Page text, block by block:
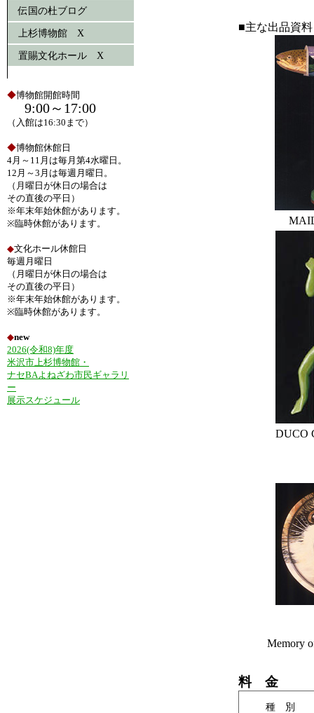
伝国の杜ブログ
上杉博物館 X
置賜文化ホール X
◆博物館開館時間
9:00～17:00
（入館は16:30まで）
◆博物館休館日
4月～11月は毎月第4水曜日。
12月～3月は毎週月曜日。
（月曜日が休日の場合は
その直後の平日）
※年末年始休館があります。
※臨時休館があります。
◆文化ホール休館日
毎週月曜日
（月曜日が休日の場合は
その直後の平日）
※年末年始休館があります。
※臨時休館があります。
◆new
2026(令和8)年度
米沢市上杉博物館・
ナセBAよねざわ市民ギャラリ
ー
展示スケジュール
■主な出品資料
DUCO
Memory
料 金
種 別